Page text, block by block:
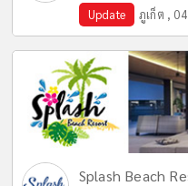
Update ภูเก็ต ,
Splash Beach